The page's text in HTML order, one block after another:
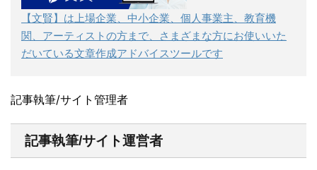
【文賢】は上場企業、中小企業、個人事業主、教育機
関、アーティストの方まで、さまざまな方にお使いいた
だいている文章作成アドバイスツールです
記事執筆/サイト管理者
記事執筆/サイト運営者